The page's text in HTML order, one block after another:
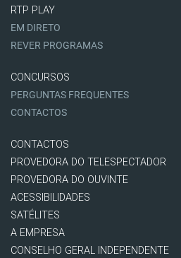
RTP PLAY
EM DIRETO
REVER PROGRAMAS
CONCURSOS
PERGUNTAS FREQUENTES
CONTACTOS
CONTACTOS
PROVEDORA DO TELESPECTADOR
PROVEDORA DO OUVINTE
ACESSIBILIDADES
SATÉLITES
A EMPRESA
CONSELHO GERAL INDEPENDENTE